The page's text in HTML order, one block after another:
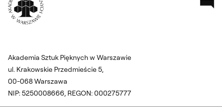
Akademia Sztuk Pięknych w Warszawie
ul. Krakowskie Przedmieście 5,
00-068 Warszawa
NIP: 5250008666, REGON: 000275777